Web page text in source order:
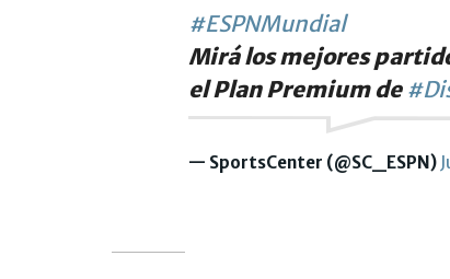
#ESPNMundial
Mirá los mejores
el Plan Premium de
— SportsCenter (@SC_ESPN)